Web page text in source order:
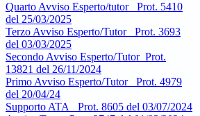
Quarto Avviso Esperto/tutor_ Prot. 5410
del 25/03/2025
Terzo Avviso Esperto/Tutor_ Prot. 3693
del 03/03/2025
Secondo Avviso Esperto/Tutor_Prot.
13821 del 26/11/2024
Primo Avviso Esperto/Tutor_ Prot. 4979
del 20/04/24
Supporto ATA_ Prot. 8605 del 03/07/2024